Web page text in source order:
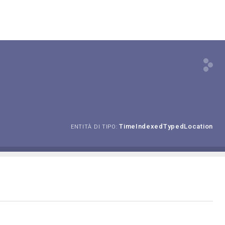
ENTITÀ DI TIPO: TimeIndexedTypedLocation